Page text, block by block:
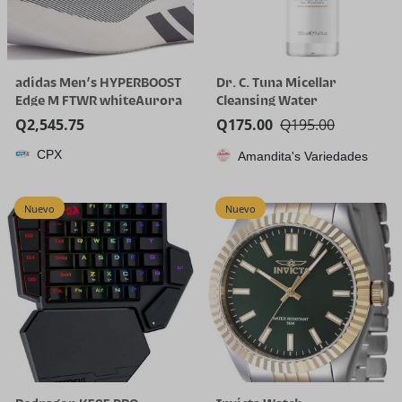
adidas Men’s HYPERBOOST
Edge M FTWR whiteAurora
Onix/Solar Turbo 11 US
Multi
Q2,545.75
CPX
Dr. C. Tuna Micellar
Cleansing Water
Q195.00
Q175.00
Amandita's Variedades
Nuevo Nuevo